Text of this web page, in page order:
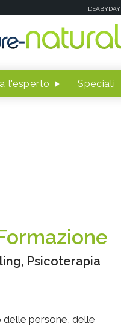
DEABYDAY
l'esperto Speciali
Psicoterapia
delle persone, delle